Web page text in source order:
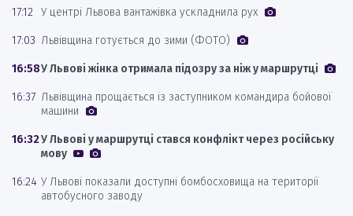
17:12 У центрі Львова вантажівка ускладнила рух
17:03 Львівщина готується до зими (ФОТО)
16:58У Львові жінка отримала підозру за ніж у маршрутці
16:37 Львівщина прощається із заступником командира бойової
машини
16:32У Львові у маршрутці стався конфлікт через російську
мову
16:24 У Львові показали доступні бомбосховища на території
автобусного заводу